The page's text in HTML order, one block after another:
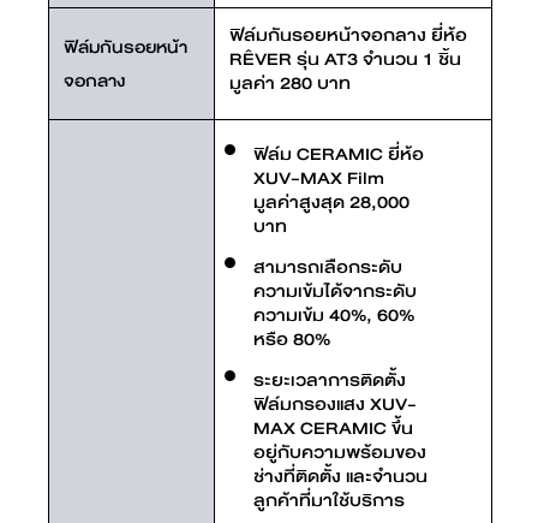
ฟิล์มกันรอยหน้า
จอกลาง
ฟิล์มกันรอยหน้าจอกลาง ยี่ห้อ
RÊVER รุ่น AT3 จำนวน 1 ชิ้น
มูลค่า 280 บาท
ฟิล์ม CERAMIC ยี่ห้อ
XUV-MAX Film
มูลค่าสูงสุด 28,000
บาท
สามารถเลือกระดับ
ความเข้มได้จากระดับ
ความเข้ม 40%, 60%
หรือ 80%
ระยะเวลาการติดตั้ง
ฟิล์มกรองแสง XUV-
MAX CERAMIC ขึ้น
อยู่กับความพร้อมของ
ช่างที่ติดตั้ง และจำนวน
ลูกค้าที่มาใช้บริการ